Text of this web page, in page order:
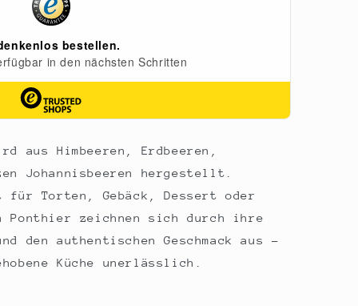
aus Himbeeren, Erdbeeren,
Johannisbeeren hergestellt.
für Torten, Gebäck, Dessert oder
Ponthier zeichnen sich durch ihre
den authentischen Geschmack aus -
Küche unerlässlich.